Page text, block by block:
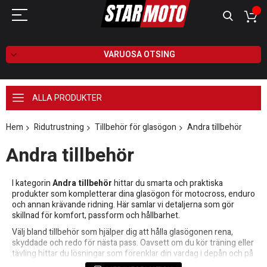
VARUOSA OTSING
ALLA PRODUKTER
Hem Ridutrustning Tillbehör för glasögon Andra tillbehör
Andra tillbehör
I kategorinAndra tillbehörhittar du smarta och praktiska
produkter som kompletterar dina glasögon för motocross, enduro
och annan krävande ridning. Här samlar vi detaljerna som gör
skillnad för komfort, passform och hållbarhet.
Välj bland tillbehör som hjälper dig att hålla glasögonen rena,
skyddade och redo för nästa pass. Oavsett om du kör träning eller
tävling hittar du lösningar som förenklar din vardag i depån och på